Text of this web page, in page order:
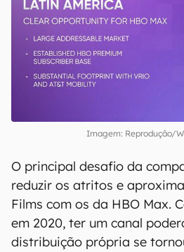
Imagem: Reprodução/
O principal desafio da
reduzir os atritos e
Films com os da HBO Max.
em 2020, ter um canal
distribuição própria se